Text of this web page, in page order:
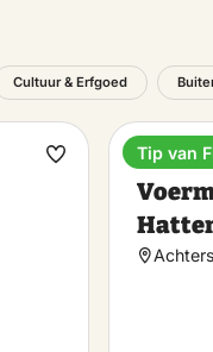
Cultuur & Erfgoed
Maak
Tip van